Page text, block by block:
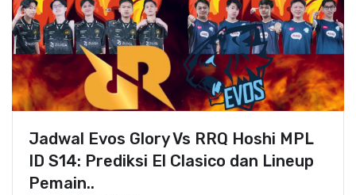
Jadwal Evos Glory Vs RRQ Hoshi MPL
ID S14: Prediksi El Clasico dan Lineup
Pemain..